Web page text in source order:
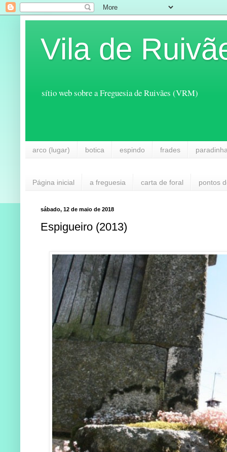
Vila de
sítio web sobre a Freguesia de Ruivães (VRM)
arco (lugar) botica espindo frades
Página inicial a freguesia carta de foral pontos
sábado, 12 de maio de 2018
Espigueiro (2013)